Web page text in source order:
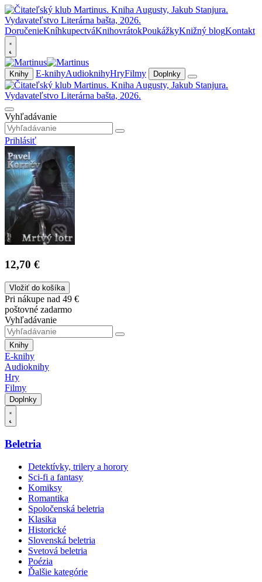
DoručenieKníhkupectváKnihovrátokPoukážkyKnižný blogKontakt
Knihy E-knihyAudioknihyHryFilmy Doplnky
Vyhľadávanie
Prihlásiť
12,70 €
Vložiť do košíka
Pri nákupe nad 49 €
poštovné zadarmo
Vyhľadávanie
Knihy
E-knihy
Audioknihy
Hry
Filmy
Doplnky
Beletria
Detektívky, trilery a horory
Sci-fi a fantasy
Komiksy
Romantika
Spoločenská beletria
Klasika
Historické
Slovenská beletria
Svetová beletria
Poézia
Ďalšie kategórie